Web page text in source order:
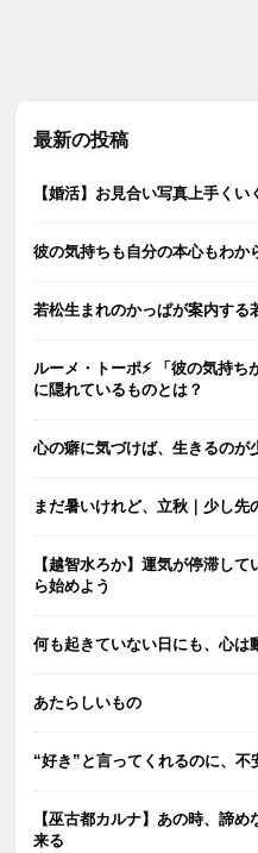
最新の投稿
【婚活】お見合い写真上手くい
彼の気持ちも自分の本心もわか
若松生まれのかっぱが案内する
ルーメ・トーポ⚡️ 「彼の気持
に隠れているものとは？
心の癖に気づけば、生きるの
まだ暑いけれど、立秋｜少し先
【越智水ろか】運気が停滞し
ら始めよう
何も起きていない日にも、心は
あたらしいもの
“好き”と言ってくれるのに、
【巫古都カルナ】あの時、諦
来る